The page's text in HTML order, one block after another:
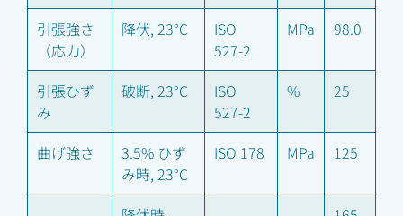
引張強さ
（応力）
降伏, 23°C
ISO
527-2
MPa 98.0
引張ひず
み
破断, 23°C
ISO
527-2
% 25
曲げ強さ
3.5% ひず
み時, 23°C
ISO 178 MPa 125